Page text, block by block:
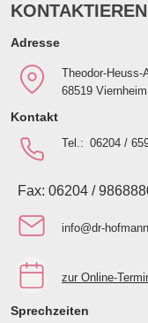
Adresse
Theodor-Heuss-
68519 Viernheim
Kontakt
Tel.: 06204 /
Fax: 06204 /
info@dr-
​zur Online-
Sprechzeiten